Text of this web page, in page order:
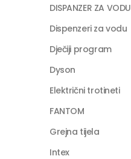
DISPANZER ZA VODU
Dispenzeri za vodu
Dječiji program
Dyson
Električni trotineti
FANTOM
Grejna tijela
Intex